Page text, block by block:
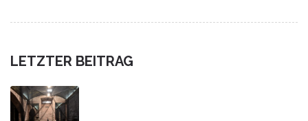
LETZTER BEITRAG